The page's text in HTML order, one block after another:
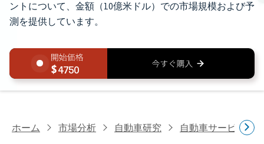
ントについて、金額（10億米ドル）での市場規模および予
測を提供しています。
4750
ホーム 市場分析 自動車研究 自動車サービス研究